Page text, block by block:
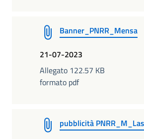
Banner_PNRR_Mensa
21-07-2023
Allegato 122.57 KB
formato pdf
pubblicità